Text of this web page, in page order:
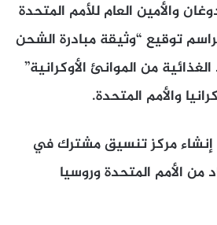
والأمين العام للأمم المتحدة
توقيع “وثيقة مبادرة الشحن
من الموانئ الأوكرانية”
والأمم المتحدة.
إنشاء مركز تنسيق مشترك في
الأمم المتحدة وروسيا